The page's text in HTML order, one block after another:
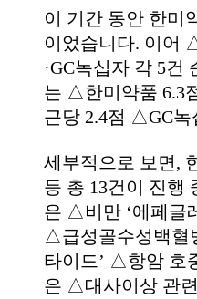
이 기간 동안 한미
이었습니다. 이어
·GC녹십자 각 5건
는 △한미약품 6.3
근당 2.4점 △GC녹
세부적으로 보면,
등 총 13건이 진행
은 △비만 ‘에페글
△급성골수성백혈
타이드’ △항암 호
은 △대사이상 관